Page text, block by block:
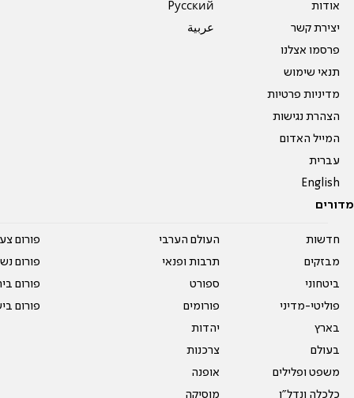
אודות
יצירת קשר
פרסמו אצלנו
תנאי שימוש
מדיניות פרטיות
הצהרת נגישות
המייל האדום
עברית
English
Pусский
عربية
מדורים
חדשות
מבזקים
ביטחוני
פוליטי-מדיני
בארץ
בעולם
משפט ופלילים
כלכלה ונדל"ן
העולם הערבי
תרבות ופנאי
ספורט
פורומים
יהדות
צרכנות
אופנה
מוסיקה
פורום
פורום
פורום
פורום